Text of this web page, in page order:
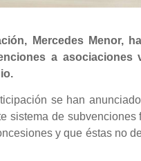
Mercedes Menor,
a
se han
sistema de
y que éstas no